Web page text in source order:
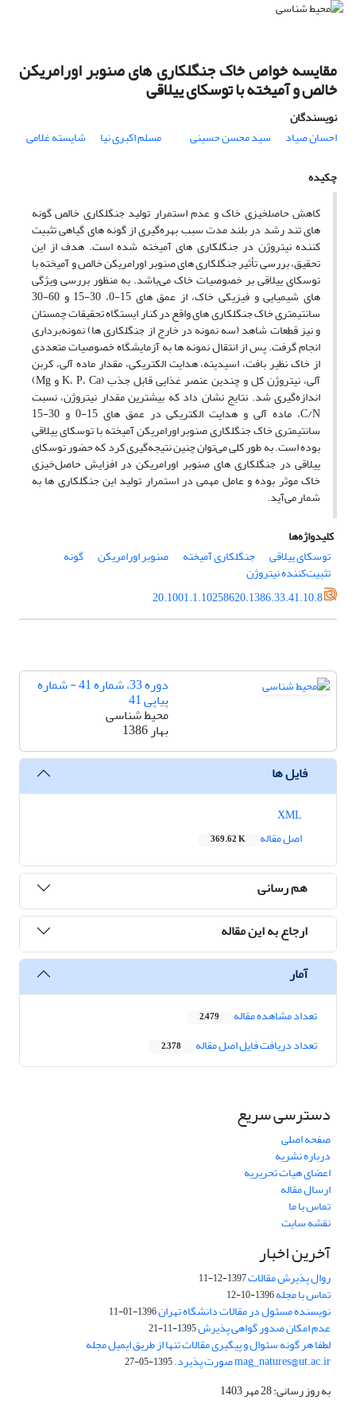
مقایسه خواص خاک جنگلکاری های صنوبر اورامریکن
خالص و آمیخته با توسکای ییلاقی
نویسندگان
احسان صیاد
سید محسن حسینی مسلم اکبری نیا
شایسته غلامی
چکیده
کاهش حاصلخیزی خاک و عدم استمرار تولید جنگلکاری خالص گونه
های تند رشد در بلند مدت سبب بهره‌گیری از گونه های گیاهی تثبیت
کننده نیتروژن در جنگلکاری های آمیخته شده است. هدف از این
تحقیق، بررسی تأثیر جنگلکاری های صنوبر اورامریکن خالص و آمیخته با
توسکای ییلاقی بر خصوصیات خاک می‌باشد. به منظور بررسی ویژگی
های شیمیایی و فیزیکی خاک، از عمق های 15-0، 30-15 و 60-30
سانتیمتری خاک جنگلکاری های واقع در کنار ایستگاه تحقیقات چمستان
و نیز قطعات شاهد (سه نمونه در خارج از جنگلکاری ها) نمونه‌برداری
انجام گرفت. پس از انتقال نمونه ها به آزمایشگاه خصوصیات متعددی
از خاک نظیر بافت، اسیدیته، هدایت الکتریکی، مقدار ماده آلی، کربن
آلی، نیتروژن کل و چندین عنصر غذایی قابل جذب (K، P، Ca و Mg)
اندازه‌گیری شد. نتایج نشان داد که بیشترین مقدار نیتروژن، نسبت
C/N، ماده آلی و هدایت الکتریکی در عمق های 15-0 و 30-15
سانتیمتری خاک جنگلکاری صنوبر اورامریکن آمیخته با توسکای ییلاقی
بوده است. به طور کلی می‌توان چنین نتیجه‌گیری کرد که حضور توسکای
ییلاقی در جنگلکاری های صنوبر اورامریکن در افزایش حاصل‌خیزی
خاک موثر بوده و عامل مهمی در استمرار تولید این جنگلکاری ها به
شمار می‌آید.
کلیدواژه‌ها
توسکای ییلاقی
جنگلکاری آمیخته صنوبر اورامریکن گونه
تثبیت‌کننده نیتروژن
20.1001.1.10258620.1386.33.41.10.8
دوره 33، شماره 41 - شماره
پیاپی 41
محیط شناسی
بهار 1386
فایل ها
اصل مقاله
369.62 K
هم رسانی
ارجاع به این مقاله
آمار
تعداد مشاهده مقاله 2,479
تعداد دریافت فایل اصل مقاله 2,378
دسترسی سریع
صفحه اصلی
درباره نشریه
اعضای هیات تحریریه
ارسال مقاله
تماس با ما
نقشه سایت
آخرین اخبار
روال پذیرش مقالات1397-12-11
تماس با مجله1396-10-12
نویسنده مسئول در مقالات دانشگاه تهران1396-01-11
عدم امکان صدور گواهی پذیرش1395-11-21
لطفا هر گونه سئوال و پیگیری مقالات تنها از طریق ایمیل مجله
mag_natures@ut.ac.ir صورت پذیرد. 1395-05-27
به روز رسانی: 28 مهر 1403